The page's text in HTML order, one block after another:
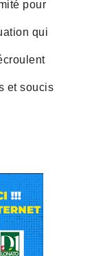
pour
qui
et soucis